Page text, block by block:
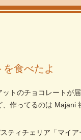
食べたよ
トのチョコレートが届
作ってるのは Majani
ティチェリア「マイ